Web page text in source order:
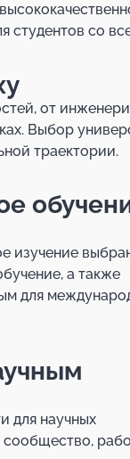
студентов со
от
Выбор
траектории.
изучение
а также
для
для научных
сообщество,